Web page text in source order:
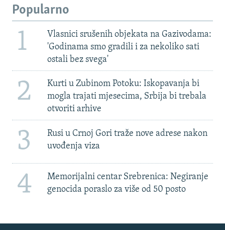
Popularno
1
Vlasnici srušenih objekata na Gazivodama:
'Godinama smo gradili i za nekoliko sati
ostali bez svega'
2
Kurti u Zubinom Potoku: Iskopavanja bi
mogla trajati mjesecima, Srbija bi trebala
otvoriti arhive
3
Rusi u Crnoj Gori traže nove adrese nakon
uvođenja viza
4
Memorijalni centar Srebrenica: Negiranje
genocida poraslo za više od 50 posto